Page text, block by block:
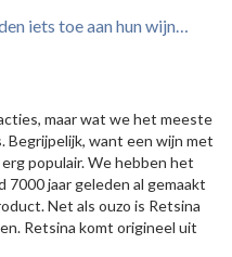
iets toe aan hun wijn…
maar wat we het meeste
Begrijpelijk, want een wijn met
populair. We hebben het
jaar geleden al gemaakt
Net als ouzo is Retsina
Retsina komt origineel uit